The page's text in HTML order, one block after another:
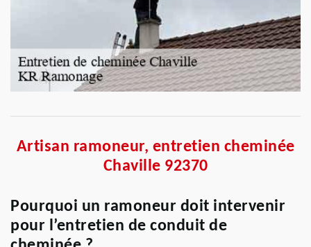
Artisan ramoneur, entretien cheminée
Chaville 92370
Pourquoi un ramoneur doit intervenir
pour l’entretien de conduit de